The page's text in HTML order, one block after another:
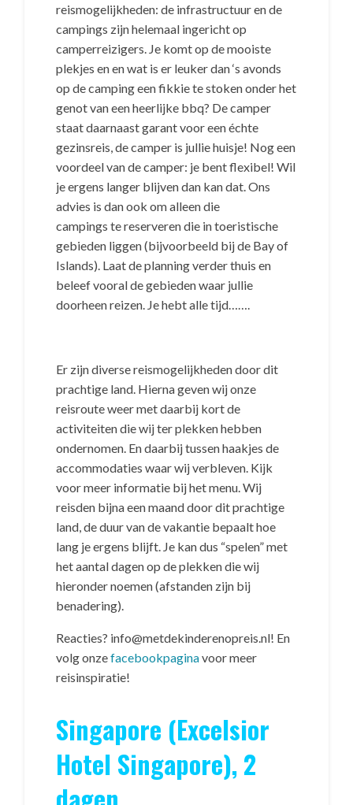
reismogelijkheden: de infrastructuur en de
campings zijn helemaal ingericht op
camperreizigers. Je komt op de mooiste
plekjes en en wat is er leuker dan ‘s avonds
op de camping een fikkie te stoken onder het
genot van een heerlijke bbq? De camper
staat daarnaast garant voor een échte
gezinsreis, de camper is jullie huisje! Nog een
voordeel van de camper: je bent flexibel! Wil
je ergens langer blijven dan kan dat. Ons
advies is dan ook om alleen die
campings te reserveren die in toeristische
gebieden liggen (bijvoorbeeld bij de Bay of
Islands). Laat de planning verder thuis en
beleef vooral de gebieden waar jullie
doorheen reizen. Je hebt alle tijd…….
Er zijn diverse reismogelijkheden door dit
prachtige land. Hierna geven wij onze
reisroute weer met daarbij kort de
activiteiten die wij ter plekken hebben
ondernomen. En daarbij tussen haakjes de
accommodaties waar wij verbleven. Kijk
voor meer informatie bij het menu. Wij
reisden bijna een maand door dit prachtige
land, de duur van de vakantie bepaalt hoe
lang je ergens blijft. Je kan dus “spelen” met
het aantal dagen op de plekken die wij
hieronder noemen (afstanden zijn bij
benadering).
Reacties? info@metdekinderenopreis.nl! En
volg onzefacebookpaginavoor meer
reisinspiratie!
Singapore (Excelsior
Hotel Singapore), 2